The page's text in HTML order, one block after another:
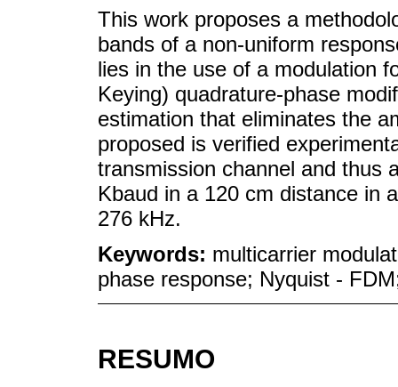
This work proposes a
bands of a non-uniform
lies in the use of a modulation
Keying) quadrature-phase
estimation that eliminates the
proposed is verified
transmission channel and thus
Kbaud in a 120 cm distance in
276 kHz.
Keywords: multicarrier
phase response; Nyquist -
RESUMO